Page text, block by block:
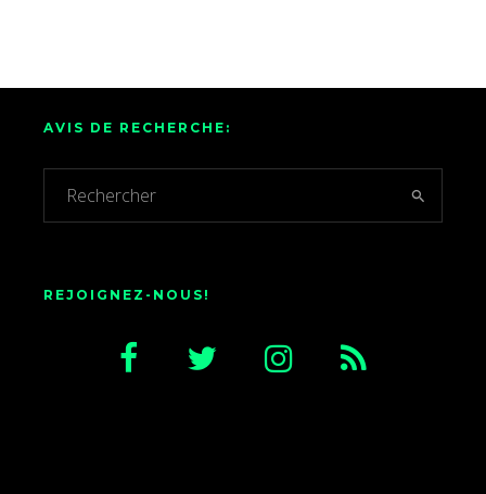
AVIS DE RECHERCHE:
REJOIGNEZ-NOUS!